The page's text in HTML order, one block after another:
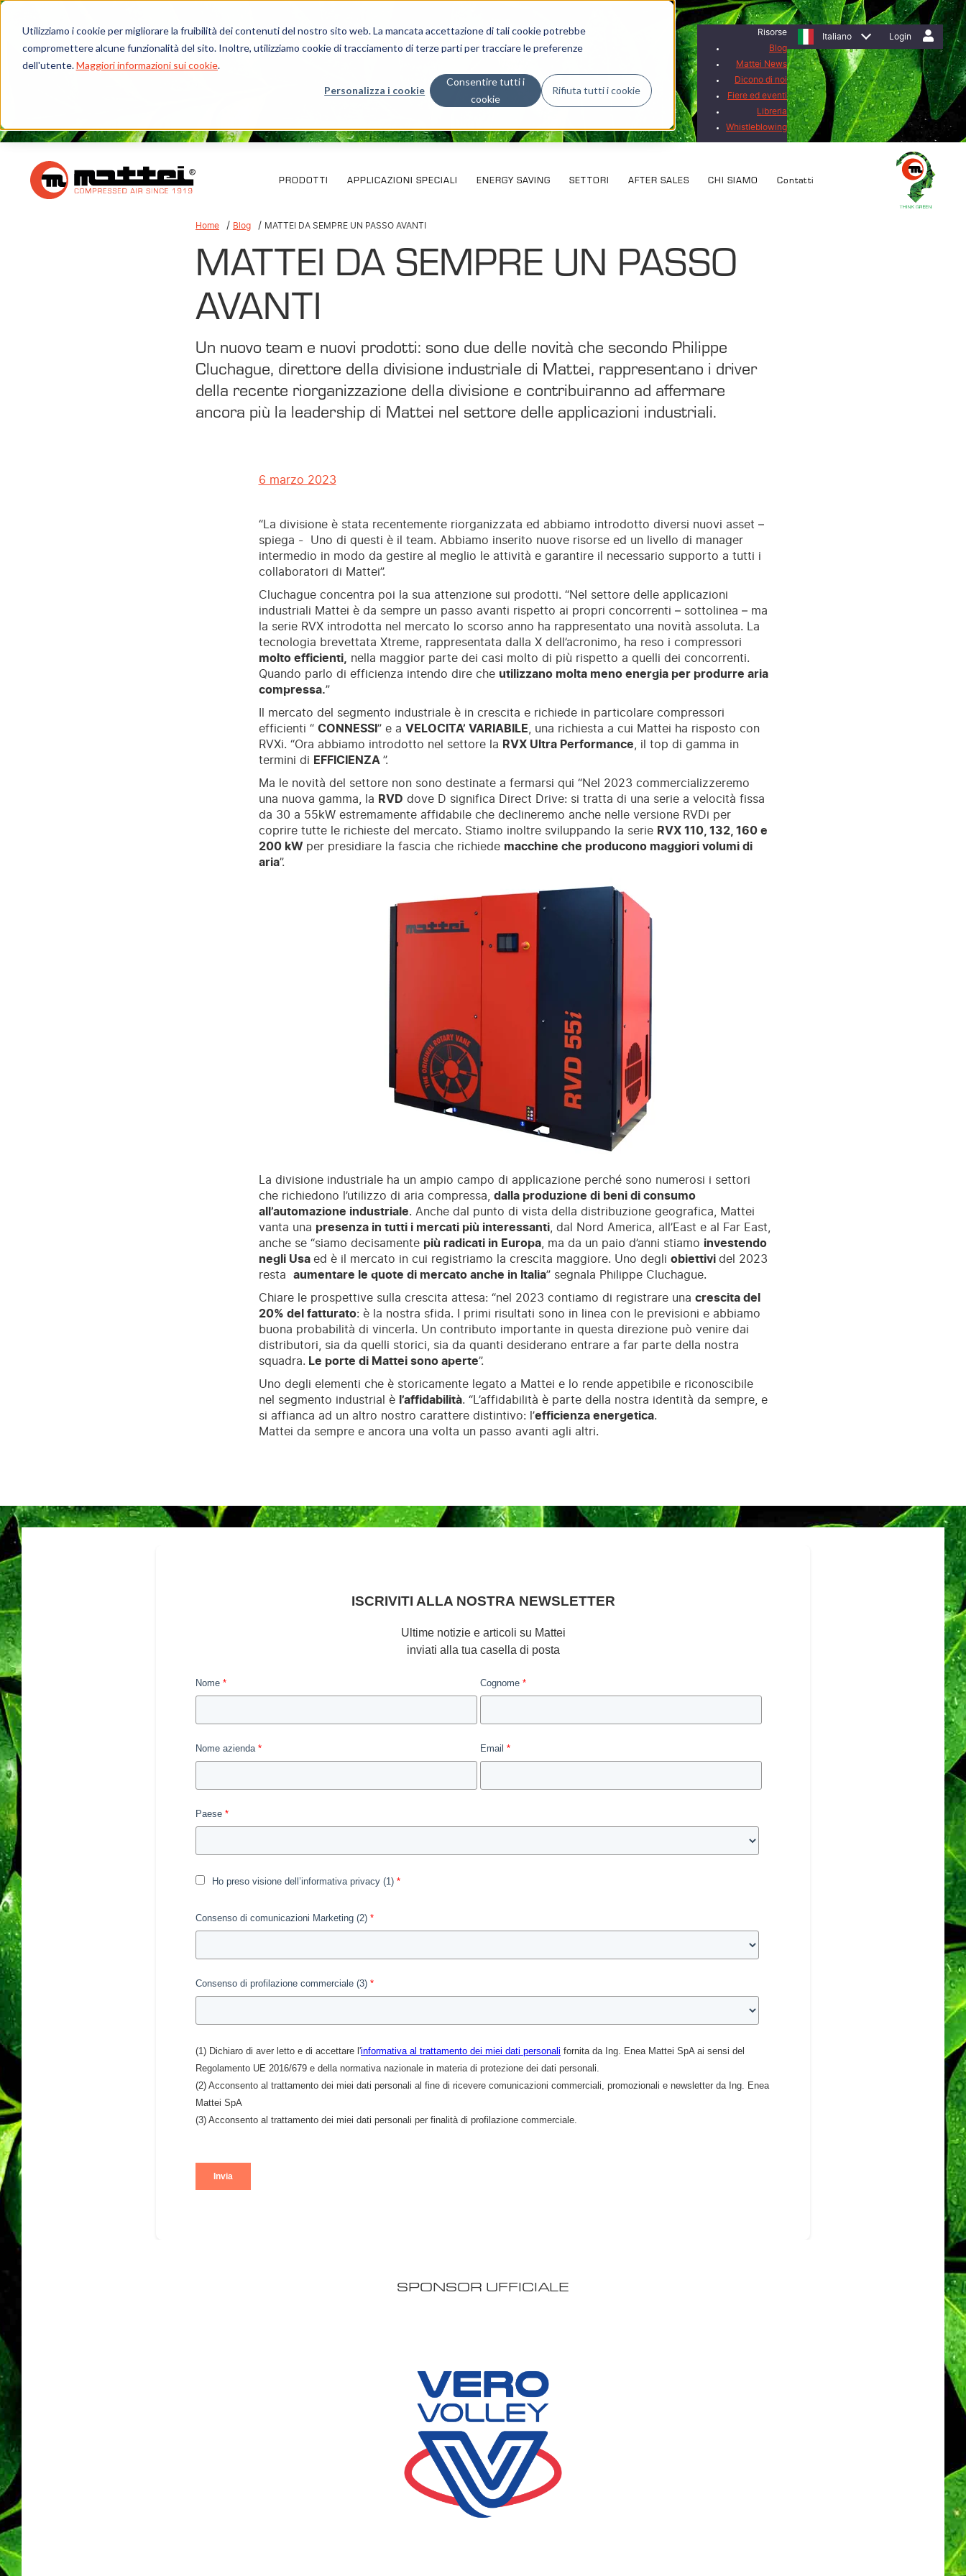
Utilizziamo i cookie per migliorare la fruibilità dei contenuti del nostro sito web. La mancata accettazione di tali cookie potrebbe
compromettere alcune funzionalità del sito. Inoltre, utilizziamo cookie di tracciamento di terze parti per tracciare le preferenze
dell'utente.Maggiori informazioni sui cookie.
Personalizza i cookie
Consentire tutti i
cookie
Rifiuta tutti i cookie
Login
Italiano
Risorse
Blog
Mattei News
Dicono di noi
Fiere ed eventi
Libreria
Whistleblowing
PRODOTTI APPLICAZIONI SPECIALI ENERGY SAVING SETTORI AFTER SALES CHI SIAMO Contatti
Home Blog MATTEI DA SEMPRE UN PASSO AVANTI
MATTEI DA SEMPRE UN PASSO
AVANTI
Un nuovo team e nuovi prodotti: sono due delle novità che secondo Philippe
Cluchague, direttore della divisione industriale di Mattei, rappresentano i driver
della recente riorganizzazione della divisione e contribuiranno ad affermare
ancora più la leadership di Mattei nel settore delle applicazioni industriali.
6 marzo 2023
“La divisione è stata recentemente riorganizzata ed abbiamo introdotto diversi nuovi asset –
spiega - Uno di questi è il team. Abbiamo inserito nuove risorse ed un livello di manager
intermedio in modo da gestire al meglio le attività e garantire il necessario supporto a tutti i
collaboratori di Mattei”.
Cluchague concentra poi la sua attenzione sui prodotti. “Nel settore delle applicazioni
industriali Mattei è da sempre un passo avanti rispetto ai propri concorrenti – sottolinea – ma
la serie RVX introdotta nel mercato lo scorso anno ha rappresentato una novità assoluta. La
tecnologia brevettata Xtreme, rappresentata dalla X dell’acronimo, ha reso i compressori
molto efficienti,
nella maggior parte dei casi molto di più rispetto a quelli dei concorrenti.
Quando parlo di efficienza intendo dire che utilizzano molta meno energia per produrre aria
compressa.”
Il mercato del segmento industriale è in crescita e richiede in particolare compressori
efficienti “ CONNESSI ” e a VELOCITA’ VARIABILE , una richiesta a cui Mattei ha risposto con
RVXi. “Ora abbiamo introdotto nel settore la RVX Ultra Performance , il top di gamma in
termini di EFFICIENZA ”.
Ma le novità del settore non sono destinate a fermarsi qui “Nel 2023 commercializzeremo
una nuova gamma, la RVD dove D significa Direct Drive: si tratta di una serie a velocità fissa
da 30 a 55kW estremamente affidabile che declineremo anche nelle versione RVDi per
coprire tutte le richieste del mercato. Stiamo inoltre sviluppando la serie RVX 110, 132, 160 e
200 kW per presidiare la fascia che richiede macchine che producono maggiori volumi di
aria”.
La divisione industriale ha un ampio campo di applicazione perché sono numerosi i settori
che richiedono l’utilizzo di aria compressa, dalla produzione di beni di consumo
all’automazione industriale. Anche dal punto di vista della distribuzione geografica, Mattei
vanta una presenza in tutti i mercati più interessanti, dal Nord America, all’East e al Far East,
anche se “siamo decisamente più radicati in Europa, ma da un paio d’anni stiamo investendo
negli Usa ed è il mercato in cui registriamo la crescita maggiore. Uno degli obiettivi del 2023
resta aumentare le quote di mercato anche in Italia” segnala Philippe Cluchague.
Chiare le prospettive sulla crescita attesa: “nel 2023 contiamo di registrare una crescita del
20% del fatturato: è la nostra sfida. I primi risultati sono in linea con le previsioni e abbiamo
buona probabilità di vincerla. Un contributo importante in questa direzione può venire dai
distributori, sia da quelli storici, sia da quanti desiderano entrare a far parte della nostra
squadra. Le porte di Mattei sono aperte”.
Uno degli elementi che è storicamente legato a Mattei e lo rende appetibile e riconoscibile
nel segmento industrial è l’affidabilità. “L’affidabilità è parte della nostra identità da sempre, e
si affianca ad un altro nostro carattere distintivo: l’efficienza energetica.
Mattei da sempre e ancora una volta un passo avanti agli altri.
SPONSOR UFFICIALE